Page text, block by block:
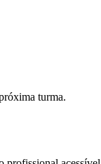
turma.